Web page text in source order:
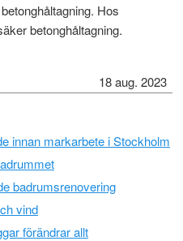
Hos
betonghåltagning.
18 aug. 2023
innan markarbete i Stockholm
badrumsrenovering
vind
förändrar allt